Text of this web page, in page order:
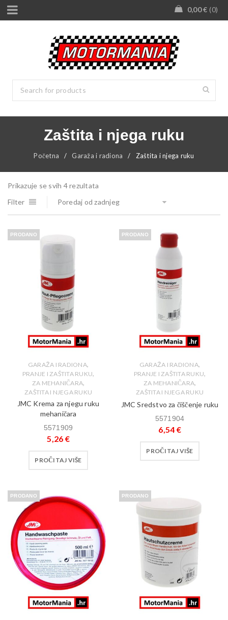
0,00€ 0
Zaštita i njega ruku
Početna / Garaža i radiona / Zaštita i njega ruku
Prikazuje se svih 4 rezultata
Filter
Poredaj od zadnjeg
PRODANO
GARAŽA I RADIONA,
PRANJE I ZAŠTITA RUKU,
ZA MEHANIČARA,
ZAŠTITA I NJEGA RUKU
JMC Krema za njegu ruku
mehaničara
5571909
5,26 €
PROČITAJ VIŠE
PRODANO
GARAŽA I RADIONA,
PRANJE I ZAŠTITA RUKU,
ZA MEHANIČARA,
ZAŠTITA I NJEGA RUKU
JMC Sredstvo za čiščenje ruku
5571904
6,54 €
PROČITAJ VIŠE
PRODANO PRODANO